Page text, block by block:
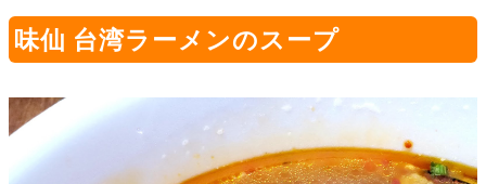
味仙 台湾ラーメンのスープ